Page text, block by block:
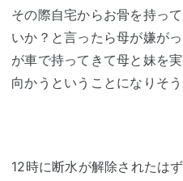
その際自宅からお骨を持っ
いか？と言ったら母が嫌が
が車で持ってきて母と妹を
向かうということになりそ
12時に断水が解除されたは